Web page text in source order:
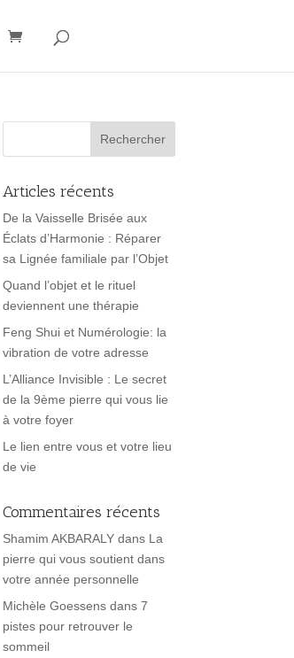
Articles récents
De la Vaisselle Brisée aux
Éclats d’Harmonie : Réparer
sa Lignée familiale par l’Objet
Quand l’objet et le rituel
deviennent une thérapie
Feng Shui et Numérologie: la
vibration de votre adresse
L’Alliance Invisible : Le secret
de la 9ème pierre qui vous lie
à votre foyer
Le lien entre vous et votre lieu
de vie
Commentaires récents
Shamim AKBARALY dans La
pierre qui vous soutient dans
votre année personnelle
Michèle Goessens dans7
pistes pour retrouver le
sommeil